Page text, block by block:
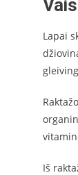
Lapai
Iš